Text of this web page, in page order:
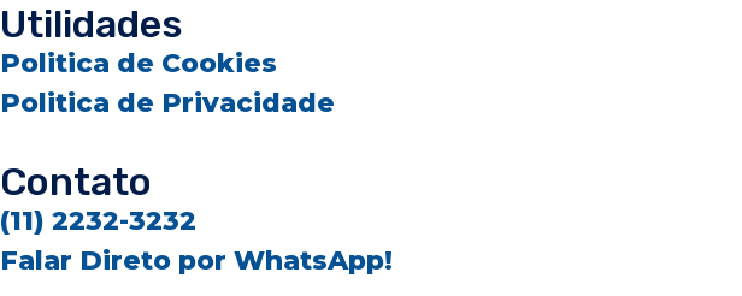
Utilidades
Politica de Cookies
Politica de Privacidade
Contato
(11) 2232-3232
Falar Direto por WhatsApp!